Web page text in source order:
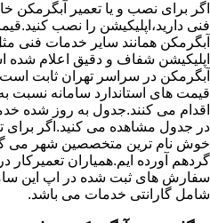
اگر برای نصب و یا تعمیر آبگرمکن
فنی دارید،اپلیکیشن را نصب
آبگرمکن همانند سایر خدمات فنی
اپلیکیشن شفاف و دقیق اعلام
آبگرمکن در سراسر تهران ثابت
قیمت های استاندارد سامانه نسبت
اقدام می کنند.جدول به روز شده
در جدول مشاهده می کنید.اگر برای
خوش نام ترین متخصصین شهر می
گردهم آورده ایم.همیاران تعمیرکار
سفارش های ثبت شده در اپ این
شامل گارانتی خدمات می باشد.